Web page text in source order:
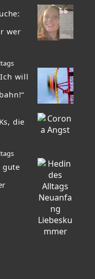
wer
will
die
gute